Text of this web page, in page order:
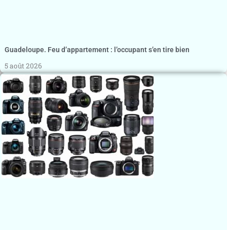
Guadeloupe. Feu d’appartement : l’occupant s’en tire bien
5 août 2026